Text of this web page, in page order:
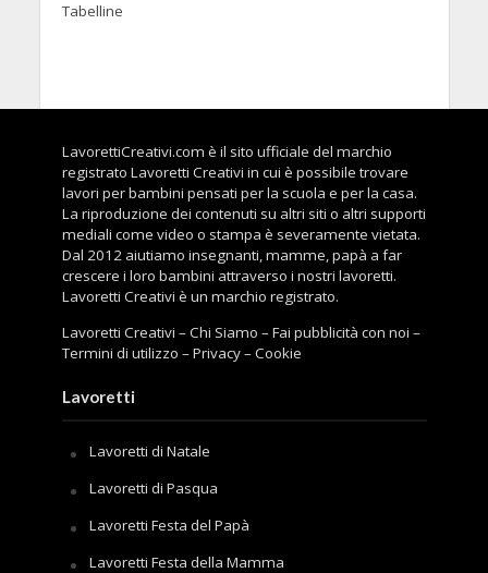
Tabelline
LavorettiCreativi.com è il sito ufficiale del marchio
registrato Lavoretti Creativi in cui è possibile trovare
lavori per bambini pensati per la scuola e per la casa.
La riproduzione dei contenuti su altri siti o altri supporti
mediali come video o stampa è severamente vietata.
Dal 2012 aiutiamo insegnanti, mamme, papà a far
crescere i loro bambini attraverso i nostri lavoretti.
Lavoretti Creativi è un marchio registrato.
Lavoretti Creativi –Chi Siamo –Fai pubblicità con noi –
Termini di utilizzo –Privacy–Cookie
Lavoretti
Lavoretti di Natale
Lavoretti di Pasqua
Lavoretti Festa del Papà
Lavoretti Festa della Mamma